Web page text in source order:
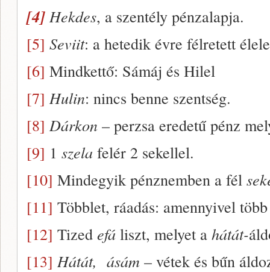
[4] Hekdes, a szentély pénzalapja.
[5] Seviit: a hetedik évre félretett
[6] Mindkettő: Sámáj és Hilel
[7] Hulin: nincs benne szentség.
[8] Dárkon – perzsa eredetű pénz
[9] 1 szela felér 2 sekellel.
[10] Mindegyik pénznemben a fél
[11] Többlet, ráadás: amennyivel
[12] Tized efá liszt, melyet a hátát-
[13] Hátát, ásám – vétek és bűn